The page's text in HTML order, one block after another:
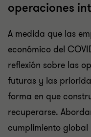
operaciones
A medida que las
económico del
reflexión sobre las
futuras y las
forma en que
recuperarse.
cumplimiento global